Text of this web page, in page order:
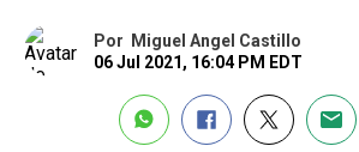
Por
Miguel Angel Castillo
06 Jul 2021, 16:04 PM EDT